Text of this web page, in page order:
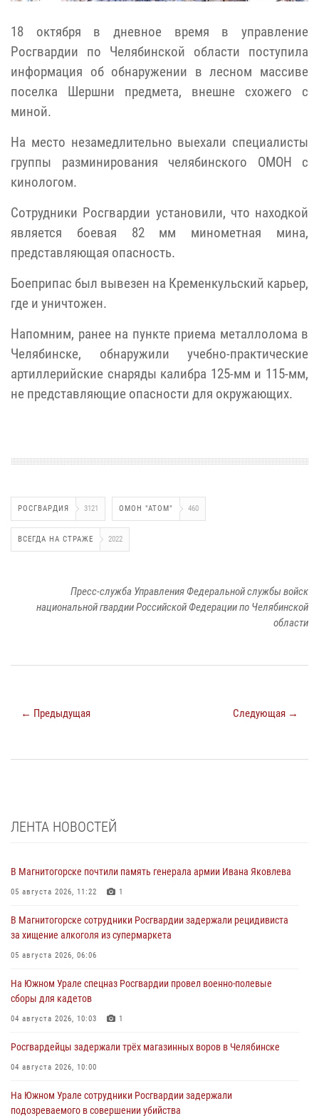
18 октября в дневное время в управление
Росгвардии по Челябинской области поступила
информация об обнаружении в лесном массиве
поселка Шершни предмета, внешне схожего с
миной.
На место незамедлительно выехали специалисты
группы разминирования челябинского ОМОН с
кинологом.
Сотрудники Росгвардии установили, что находкой
является боевая 82 мм минометная мина,
представляющая опасность.
Боеприпас был вывезен на Кременкульский карьер,
где и уничтожен.
Напомним, ранее на пункте приема металлолома в
Челябинске, обнаружили учебно-практические
артиллерийские снаряды калибра 125-мм и 115-мм,
не представляющие опасности для окружающих.
РОСГВАРДИЯ 3121 ОМОН "АТОМ" 460
ВСЕГДА НА СТРАЖЕ 2022
Пресс-служба Управления Федеральной службы войск
национальной гвардии Российской Федерации по Челябинской
области
← Предыдущая Следующая →
ЛЕНТА НОВОСТЕЙ
В Магнитогорске почтили память генерала армии Ивана Яковлева
05 августа 2026, 11:22 1
В Магнитогорске сотрудники Росгвардии задержали рецидивиста
за хищение алкоголя из супермаркета
05 августа 2026, 06:06
На Южном Урале спецназ Росгвардии провел военно-полевые
сборы для кадетов
04 августа 2026, 10:03 1
Росгвардейцы задержали трёх магазинных воров в Челябинске
04 августа 2026, 10:00
На Южном Урале сотрудники Росгвардии задержали
подозреваемого в совершении убийства